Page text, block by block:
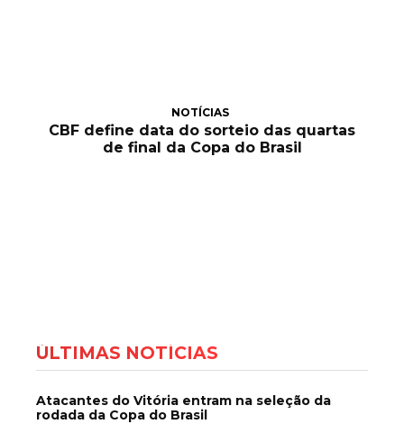
NOTÍCIAS
CBF define data do sorteio das quartas
de final da Copa do Brasil
ÚLTIMAS NOTÍCIAS
Atacantes do Vitória entram na seleção da
rodada da Copa do Brasil